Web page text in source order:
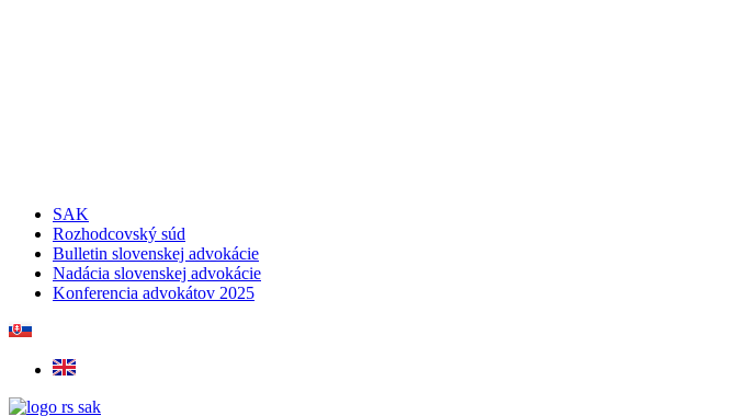
SAK
Rozhodcovský súd
Bulletin slovenskej advokácie
Nadácia slovenskej advokácie
Konferencia advokátov 2025